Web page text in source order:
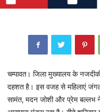
चम्पावत। जिला मुख्यालय के
दहशत है। इस वजह से महिलाएं जंगल
सामंत, मदन जोशी और प्रेम बल्लभ ने